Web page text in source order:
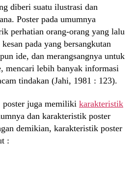
diberi suatu ilustrasi dan
Poster pada umumnya
perhatian orang-orang yang lalu
pada yang bersangkutan
ide, dan merangsangnya untuk
mencari lebih banyak informasi
tindakan (Jahi, 1981 : 123).
poster juga memiliki karakteristik
dan karakteristik poster
demikian, karakteristik poster
: